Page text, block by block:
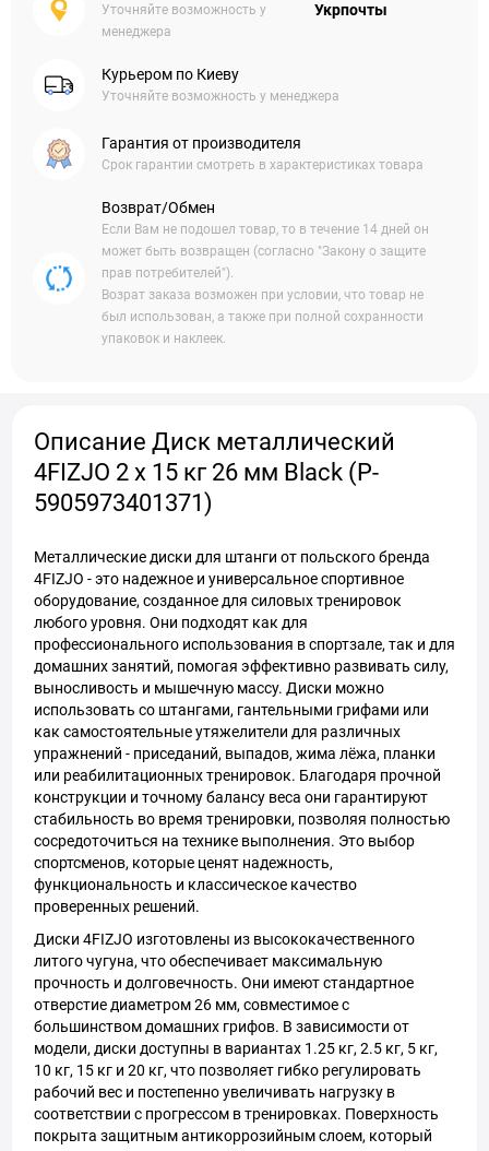
Уточняйте возможность у
менеджера
Укрпочты
Курьером по Киеву
Уточняйте возможность у менеджера
Гарантия от производителя
Срок гарантии смотреть в характеристиках товара
Возврат/Обмен
Если Вам не подошел товар, то в течение 14 дней он
может быть возвращен (согласно "Закону о защите
прав потребителей").
Возрат заказа возможен при условии, что товар не
был использован, а также при полной сохранности
упаковок и наклеек.
Описание Диск металлический
4FIZJO 2 x 15 кг 26 мм Black (P-
5905973401371)
Металлические диски для штанги от польского бренда
4FIZJO - это надежное и универсальное спортивное
оборудование, созданное для силовых тренировок
любого уровня. Они подходят как для
профессионального использования в спортзале, так и для
домашних занятий, помогая эффективно развивать силу,
выносливость и мышечную массу. Диски можно
использовать со штангами, гантельными грифами или
как самостоятельные утяжелители для различных
упражнений - приседаний, выпадов, жима лёжа, планки
или реабилитационных тренировок. Благодаря прочной
конструкции и точному балансу веса они гарантируют
стабильность во время тренировки, позволяя полностью
сосредоточиться на технике выполнения. Это выбор
спортсменов, которые ценят надежность,
функциональность и классическое качество
проверенных решений.
Диски 4FIZJO изготовлены из высококачественного
литого чугуна, что обеспечивает максимальную
прочность и долговечность. Они имеют стандартное
отверстие диаметром 26 мм, совместимое с
большинством домашних грифов. В зависимости от
модели, диски доступны в вариантах 1.25 кг, 2.5 кг, 5 кг,
10 кг, 15 кг и 20 кг, что позволяет гибко регулировать
рабочий вес и постепенно увеличивать нагрузку в
соответствии с прогрессом в тренировках. Поверхность
покрыта защитным антикоррозийным слоем, который